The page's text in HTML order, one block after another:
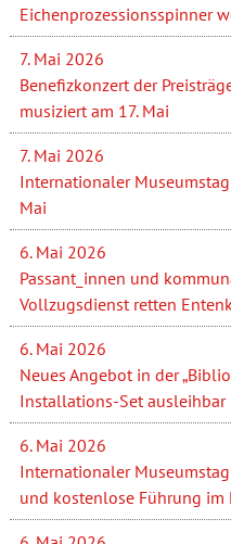
Eichenprozessionsspinner
7. Mai 2026
Benefizkonzert der
musiziert am 17. Mai
7. Mai 2026
Internationaler
Mai
6. Mai 2026
Passant_innen und
Vollzugsdienst retten
6. Mai 2026
Neues Angebot in der
Installations-Set ausleihbar
6. Mai 2026
Internationaler
und kostenlose Führung